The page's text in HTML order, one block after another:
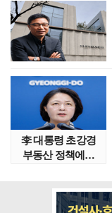
李 대통령 초강경
부동산 정책에…